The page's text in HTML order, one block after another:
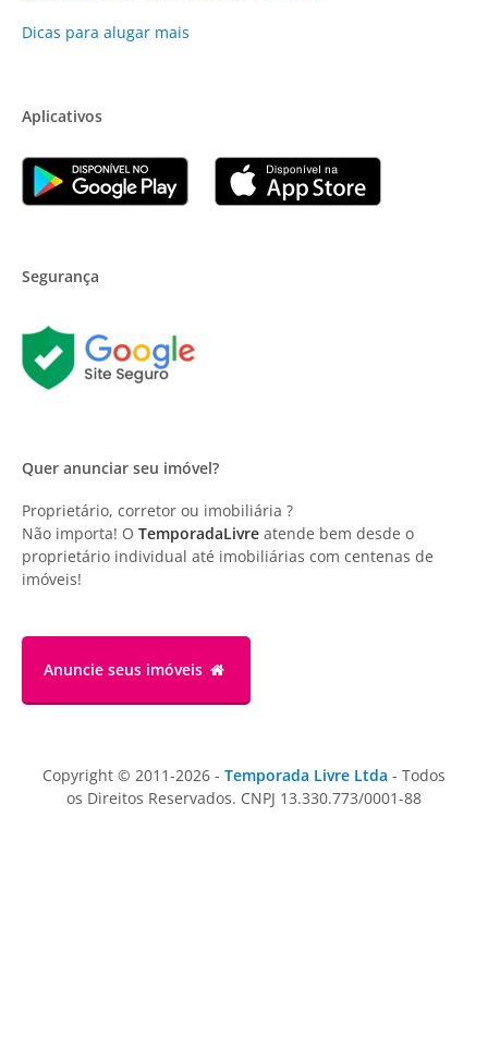
Dicas para alugar mais
Aplicativos
Segurança
Quer anunciar seu imóvel?
Proprietário, corretor ou imobiliária ?
Não importa! O TemporadaLivre atende bem desde o
proprietário individual até imobiliárias com centenas de
imóveis!
Anuncie seus imóveis
Copyright © 2011-2026 - Temporada Livre Ltda - Todos
os Direitos Reservados. CNPJ 13.330.773/0001-88